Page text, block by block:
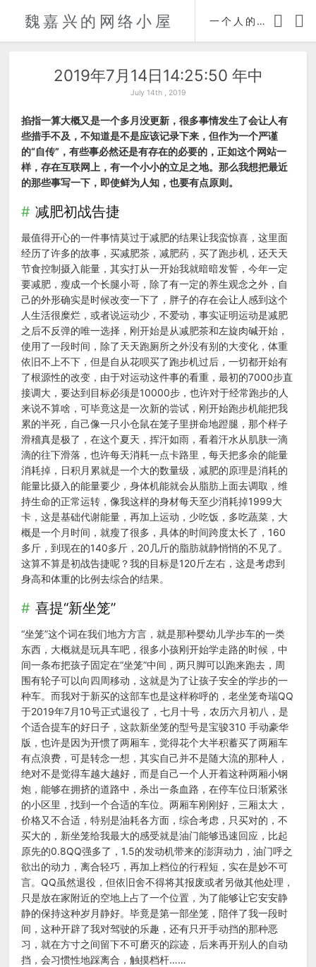
魏嘉兴的网络小屋 一个人的自传 时间轴
2019年7月14日14:25:50 年中
July 14th , 2019
掐指一算大概又是一个多月没更新，很多事情发生了会让人有
些措手不及，不知道是不是应该记录下来，但作为一个严谨
的“自传”，有些事必然还是有存在的必要的，正如这个网站一
样，存在互联网上，有一个小小的立足之地。那么我想把最近
的那些事写一下，即使鲜为人知，也要有点原则。
减肥初战告捷
最值得开心的一件事情莫过于减肥的结果让我蛮惊喜，这里面
经历了许多的故事，买减肥茶，减肥药，买了跑步机，还天天
节食控制摄入能量，其实打从一开始我就暗暗发誓，今年一定
要减肥，瘦成一个长腿小哥，除了有一定的养生观念之外，自
己的外形确实是时候改变一下了，胖子的存在会让人感到这个
人生活很糜烂，或者说运动少，不爱动，事实证明运动是减肥
之后不反弹的唯一选择，刚开始是从减肥茶和左旋肉碱开始，
使用了一段时间，除了天天跑厕所之外没有别的大变化，体重
依旧不上不下，但是自从花呗买了跑步机过后，一切都开始有
了根源性的改变，由于对运动这件事的看重，最初的7000步直
接调大，要达到目标必须是10000步，也许对于经常跑步的人
来说不算啥，可毕竟这是一次新的尝试，刚开始跑步机能把我
累的半死，自己像一只小仓鼠在笼子里拼命地蹬腿，那个样子
滑稽真是极了，在这个夏天，挥汗如雨，看着汗水从肌肤一滴
滴的往下滑落，也许每天消耗一点卡路里，每天把多余的能量
消耗掉，日积月累就是一个大的数量级，减肥的原理是消耗的
能量比摄入的能量要少，身体机能就会从脂肪上面去调取，维
持生命的正常运转，像我这样的身材每天至少消耗掉1999大
卡，这是基础代谢能量，再加上运动，少吃饭，多吃蔬菜，大
概是一个月时间，就瘦了很多，具体的时间跨度太长了，160
多斤，到现在的140多斤，20几斤的脂肪就静悄悄的不见了。
这算不算是初战告捷呢？我的目标是120斤左右，这是考虑到
身高和体重的比例去综合的结果。
喜提“新坐笼”
“坐笼”这个词在我们地方方言，就是那种婴幼儿学步车的一类
东西，大概就是玩具车吧，很多小孩刚开始学走路的时候，中
间一条布把孩子固定在“坐笼”中间，两只脚可以跑来跑去，周
围有轮子可以向四周移动，这就是为了让孩子安全的学步的一
种车。而我对于新买的这部车也是这样称呼的，老坐笼奇瑞QQ
于2019年7月10号正式退役了，七月十号，农历六月初八，是
个适合提车的好日子，这款新坐笼的型号是宝骏310 手动豪华
版，也许是因为开惯了两厢车，觉得花个大半积蓄买了两厢车
有点浪费，可是转念一想，其实自己并不是随大流的那种人，
绝对不是觉得车越大越好，而是自己一个人开着这种两厢小钢
炮，能够在拥挤的道路中，杀出一条血路，在停车位日渐紧张
的小区里，找到一个合适的车位。两厢车刚刚好，三厢太大，
价格又不合适，特别是油耗各方面，综合考虑，只买对的，不
买大的，新坐笼给我最大的感受就是油门能够迅速回应，比起
原先的0.8QQ强多了，1.5的发动机带来的澎湃动力，油门呼之
欲出的动力，离合轻巧，再加上档位的行程短，实在是妙不可
言。QQ虽然退役，但依旧舍不得将其报废或者另做其他处理，
只是放在家附近的空地上占了一个位置，为了能够让它安安静
静的保持这种岁月静好。毕竟是第一部坐笼，陪伴了我一段时
间，这种开辟了我对驾驶的乐趣，还有只开手动挡的那种恶
习，就在方寸之间留下不可磨灭的踪迹，后来再开别人的自动
挡，会习惯性地踩离合，触摸档杆……